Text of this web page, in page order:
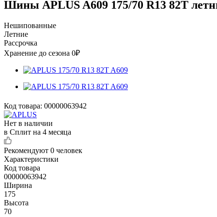
Шины APLUS A609 175/70 R13 82T
Нешипованные
Летние
Рассрочка
Хранение до сезона 0₽
Код товара: 00000063942
Нет в наличии
в Сплит на 4 месяца
Рекомендуют 0 человек
Характеристики
Код товара
00000063942
Ширина
175
Высота
70